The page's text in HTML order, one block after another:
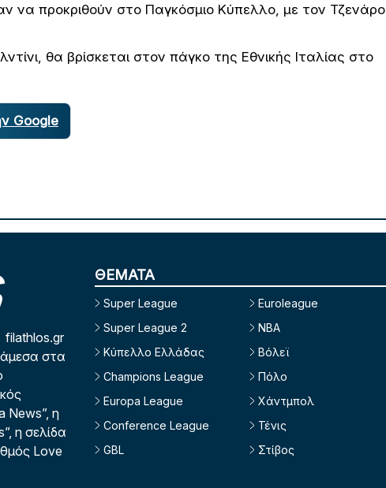
να προκριθούν στο Παγκόσμιο Κύπελλο, με τον Τζενάρο
θα βρίσκεται στον πάγκο της Εθνικής Ιταλίας στο
Google
filathlos.gr
στα
News”, η
η σελίδα
Love
ΘΕΜΑΤΑ
Super League
Super League 2
Κύπελλο Ελλάδας
Champions League
Europa League
Conference League
GBL
Euroleague
NBA
Βόλεϊ
Πόλο
Χάντμπολ
Τένις
Στίβος